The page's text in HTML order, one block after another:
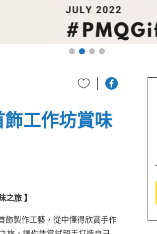
工作坊賞味
旅 】
飾製作工藝，從中懂得欣賞手作